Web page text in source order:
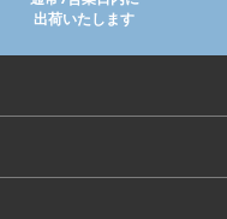
出荷いたします